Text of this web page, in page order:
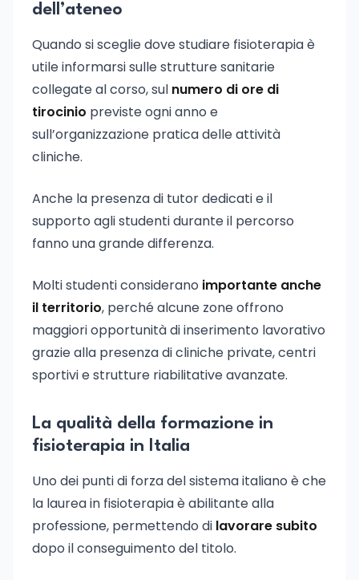
dell’ateneo
Quando si sceglie dove studiare fisioterapia è
utile informarsi sulle strutture sanitarie
collegate al corso, sul numero di ore di
tirocinio previste ogni anno e
sull’organizzazione pratica delle attività
cliniche.
Anche la presenza di tutor dedicati e il
supporto agli studenti durante il percorso
fanno una grande differenza.
Molti studenti considerano importante anche
il territorio, perché alcune zone offrono
maggiori opportunità di inserimento lavorativo
grazie alla presenza di cliniche private, centri
sportivi e strutture riabilitative avanzate.
La qualità della formazione in
fisioterapia in Italia
Uno dei punti di forza del sistema italiano è che
la laurea in fisioterapia è abilitante alla
professione, permettendo di lavorare subito
dopo il conseguimento del titolo.